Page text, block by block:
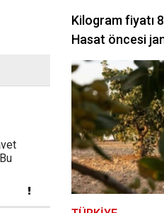
Kilogram fiyatı
Hasat öncesi